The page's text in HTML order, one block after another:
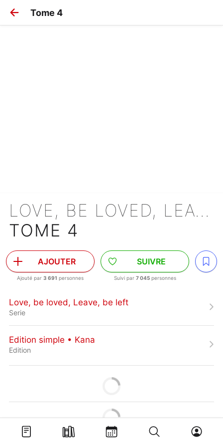
Tome 4
LOVE, BE LOVED, LEAVE, BE LEFT
TOME 4
AJOUTER
Ajouté par 3 691 personnes
SUIVRE
Suivi par 7 045personnes
Love, be loved, Leave, be left
Serie
Edition simple • Kana
Edition